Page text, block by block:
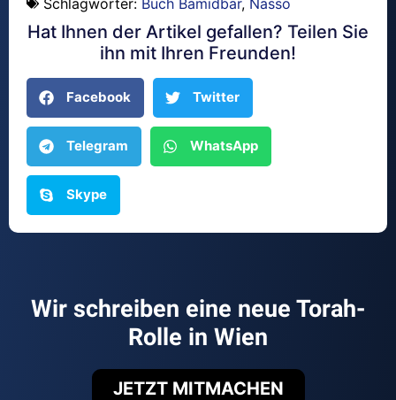
Hat Ihnen der Artikel gefallen? Teilen Sie
ihn mit Ihren Freunden!
Facebook Twitter
Telegram WhatsApp
Skype
Wir schreiben eine neue Torah-
Rolle in Wien
JETZT MITMACHEN